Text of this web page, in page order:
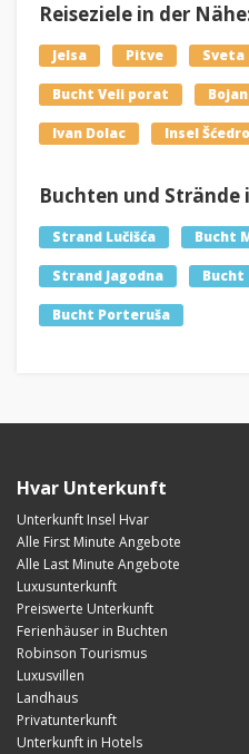
Reiseziele in der
Jelsa Pitve Sveta
Bucht Veli porat
Ivan Dolac Insel Šćedro
Buchten und Strände
Strand Lučišća Bucht
Strand Jagodna Bucht
Bucht Porteruša
Hvar Unterkunft
Unterkunft Insel Hvar
Alle First Minute Angebote
Alle Last Minute Angebote
Luxusunterkunft
Preiswerte Unterkunft
Ferienhäuser in Buchten
Robinson Tourismus
Luxusvillen
Landhaus
Privatunterkunft
Unterkunft in Hotels